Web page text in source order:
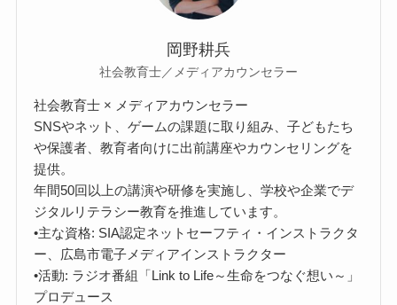
岡野耕兵
社会教育士／メディアカウンセラー
社会教育士 × メディアカウンセラー
SNSやネット、ゲームの課題に取り組み、子どもたち
や保護者、教育者向けに出前講座やカウンセリングを
提供。
年間50回以上の講演や研修を実施し、学校や企業でデ
ジタルリテラシー教育を推進しています。
•主な資格: SIA認定ネットセーフティ・インストラクタ
ー、広島市電子メディアインストラクター
•活動: ラジオ番組「Link to Life～生命をつなぐ想い～」
プロデュース